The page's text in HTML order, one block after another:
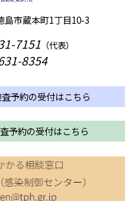
島市蔵本町1丁目10-3
7151 （代表）
8354
予約の受付はこちら
予約の受付はこちら